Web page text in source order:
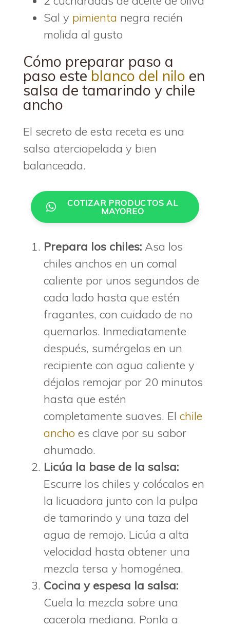
Sal y pimienta negra recién
molida al gusto
Cómo preparar paso a
paso esteblanco del nilo en
salsa de tamarindo y chile
ancho
El secreto de esta receta es una
salsa aterciopelada y bien
balanceada.
COTIZAR PRODUCTOS AL
MAYOREO
Prepara los chiles: Asa los
chiles anchos en un comal
caliente por unos segundos de
cada lado hasta que estén
fragantes, con cuidado de no
quemarlos. Inmediatamente
después, sumérgelos en un
recipiente con agua caliente y
déjalos remojar por 20 minutos
hasta que estén
completamente suaves. El chile
ancho es clave por su sabor
ahumado.
Licúa la base de la salsa:
Escurre los chiles y colócalos en
la licuadora junto con la pulpa
de tamarindo y una taza del
agua de remojo. Licúa a alta
velocidad hasta obtener una
mezcla tersa y homogénea.
Cocina y espesa la salsa:
Cuela la mezcla sobre una
cacerola mediana. Ponla a